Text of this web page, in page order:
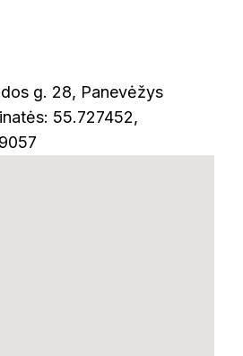
g. 28, Panevėžys
55.727452,